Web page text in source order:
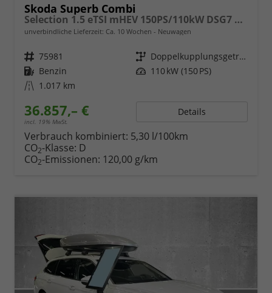
Skoda Superb Combi
Selection 1.5 eTSI mHEV 150PS/110kW DSG7 2026
unverbindliche Lieferzeit: Ca. 10 Wochen Neuwagen
Fahrzeugnr. 75981 Getriebe
Doppelkupplungsgetriebe (DSG)
Kraftstoff Benzin Leistung 110 kW (150 PS)
Kilometerstand 1.017 km
36.857,– €
incl. 19% MwSt.
Details
Verbrauch kombiniert: 5,30 l/100km
CO2-Klasse: D
CO2-Emissionen: 120,00 g/km